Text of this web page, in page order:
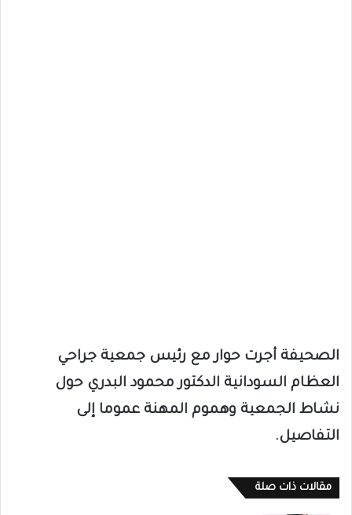
الصحيفة أجرت حوار مع رئيس جمعية جراحي
العظام السودانية الدكتور محمود البدري حول
نشاط الجمعية وهموم المهنة عموما إلى
التفاصيل.
مقالات ذات صلة